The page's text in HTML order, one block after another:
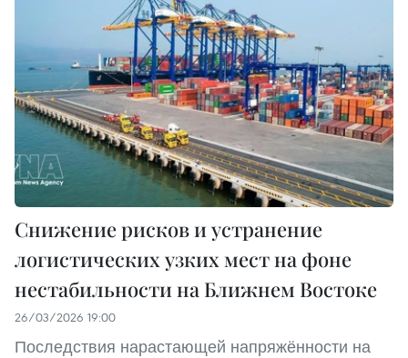
Снижение рисков и устранение
логистических узких мест на фоне
нестабильности на Ближнем Востоке
26/03/2026 19:00
Последствия нарастающей напряжённости на